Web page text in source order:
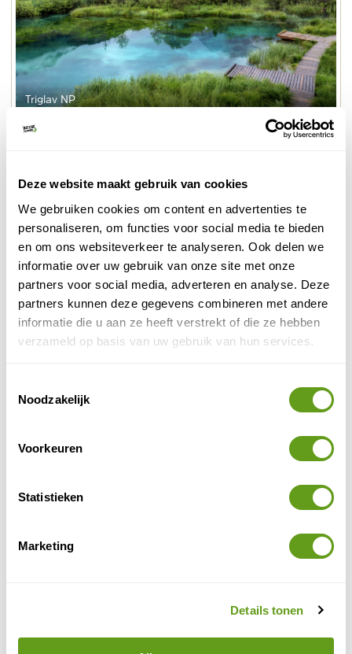
Deze website maakt gebruik van cookies
We gebruiken cookies om content en advertenties te
personaliseren, om functies voor social media te bieden
en om ons websiteverkeer te analyseren. Ook delen we
informatie over uw gebruik van onze site met onze
partners voor social media, adverteren en analyse. Deze
partners kunnen deze gegevens combineren met andere
informatie die u aan ze heeft verstrekt of die ze hebben
verzameld op basis van uw gebruik van hun services.
Noodzakelijk
Voorkeuren
Statistieken
Marketing
Details tonen
Triglav NP
Individuele trektocht Sloveense Alpen.
Reis per trein naar Slovenië.
BEKIJK
7. Peneda-Gerês in Portugal
Peneda-Gerês is een pareltje in het noorden van
Portugal, grensoverschrijdend met Spanje. Hier tref je
authentieke bergdorpen, met de typerende